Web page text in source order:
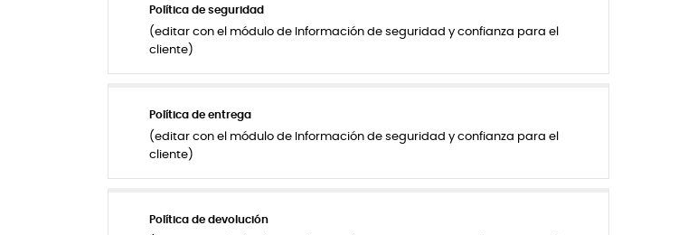
Política de seguridad
(editar con el módulo de Información de seguridad y confianza para el
cliente)
Política de entrega
(editar con el módulo de Información de seguridad y confianza para el
cliente)
Política de devolución